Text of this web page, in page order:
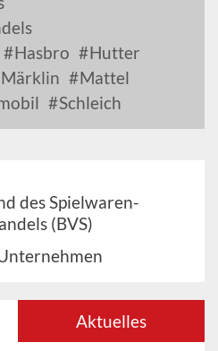
Hasbro
Hutter
Mattel
Schleich
des Spielwaren-
(BVS)
Aktuelles